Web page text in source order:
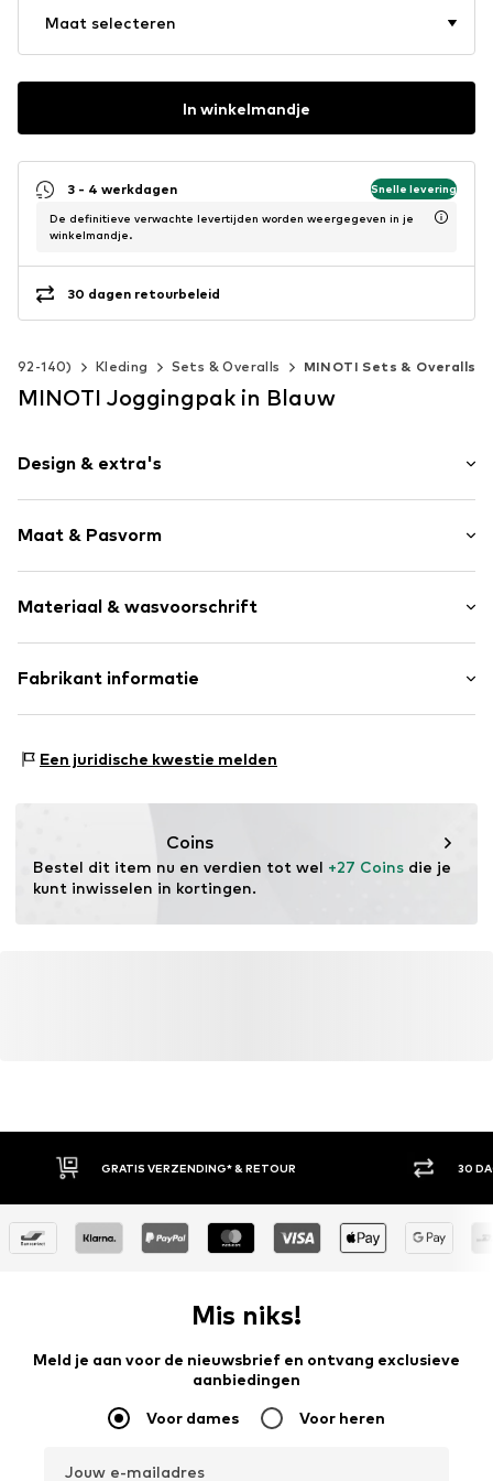
Maat selecteren
In winkelmandje
3 - 4 werkdagen Snelle levering
De definitieve verwachte levertijden worden weergegeven in je
winkelmandje.
30 dagen retourbeleid
92-140) Kleding Sets & Overalls MINOTI Sets & Overalls
MINOTI Joggingpak in Blauw
Design & extra's
Zakken aan de zijkant
Maat & Pasvorm
Lengte: Lang/maxi
Materiaal & wasvoorschrift
Materiaal: 100% Katoen
Fabrikant informatie
03-844 Warsaw
Een juridische kwestie melden
Coins
Bestel dit item nu en verdien tot wel +27 Coins die je
kunt inwisselen in kortingen.
GRATIS VERZENDING* & RETOUR 30
Mis niks!
Meld je aan voor de nieuwsbrief en ontvang exclusieve
aanbiedingen
Voor dames Voor heren
Jouw e-mailadres